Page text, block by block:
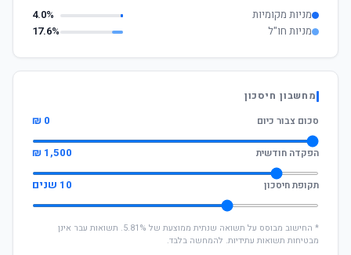
מניות מקומיות
4.0%
מניות חו"ל
17.6%
מחשבון חיסכון
סכום צבור כיום
0 ₪
הפקדה חודשית 1,500 ₪
תקופת חיסכון 10 שנים
* החישוב מבוסס על תשואה שנתית ממוצעת של 5.81%. תשואות עבר אינן
מבטיחות תשואות עתידיות. להמחשה בלבד.